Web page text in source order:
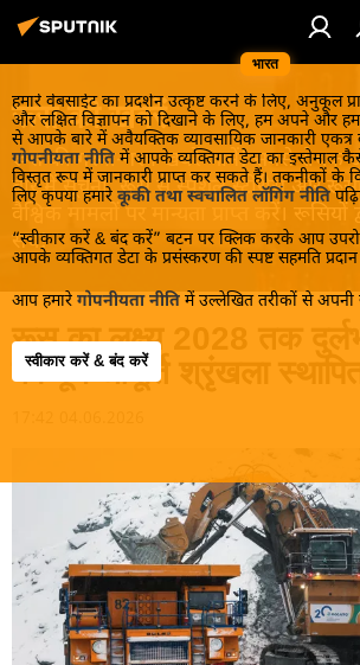
भारत
हमारे वेबसाईट का प्रदर्शन उत्कृष्ट करने के लिए, अनुकूल
और लक्षित विज्ञापन को दिखाने के लिए, हम अपने और
से आपके बारे में अवैयक्तिक व्यावसायिक जानकारी एकत्र
गोपनीयता नीति में आपके व्यक्तिगत डेटा का इस्तेमाल
विस्तृत रूप में जानकारी प्राप्त कर सकते हैं। तकनीकों के
लिए कृपया हमारे कूकी तथा स्वचालित लॉगिंग नीति
“स्वीकार करें & बंद करें” बटन पर क्लिक करके आप
आपके व्यक्तिगत डेटा के प्रसंस्करण की स्पष्ट सहमति
आप हमारे गोपनीयता नीति में उल्लेखित तरीकों से
स्वीकार करें & बंद करें
रूस की खबरें
रूस की गरमा-गरम खबरें जानें! सबसे रोचक
बारे में सूचना, रूस से स्पेशल स्टोरीस और रूसी
वैश्विक मामलों पर मान्यता प्राप्त करें। रूसियों
सच!
रूस का लक्ष्य 2028 तक
की पूर्ण आपूर्ति श्रृंखला